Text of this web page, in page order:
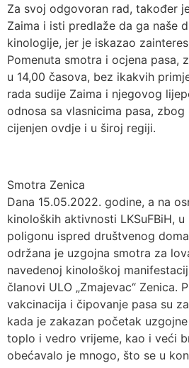
Za svoj odgovoran rad, također
Zaima i isti predlaže da ga naše
kinologije, jer je iskazao
Pomenuta smotra i ocjena pasa,
u 14,00 časova, bez ikakvih
rada sudije Zaima i njegovog
odnosa sa vlasnicima pasa,
cijenjen ovdje i u široj regiji.
Smotra Zenica
Dana 15.05.2022. godine, a na
kinoloških aktivnosti LKSuFBiH,
poligonu ispred društvenog
održana je uzgojna smotra za
navedenoj kinološkoj
članovi ULO „Zmajevac“ Zenica.
vakcinacija i čipovanje pasa su
kada je zakazan početak
toplo i vedro vrijeme, kao i veći
obećavalo je mnogo, što se u